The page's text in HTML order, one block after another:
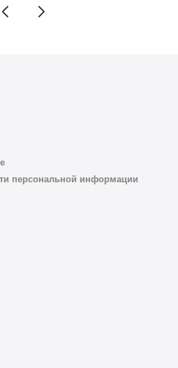
персональной информации